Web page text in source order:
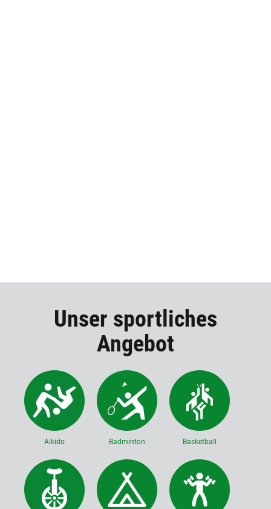
Unser sportliches
Angebot
Aikido Badminton Basketball